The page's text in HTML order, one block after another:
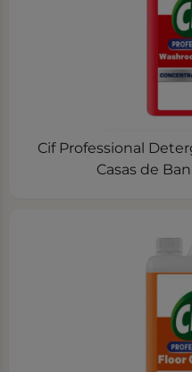
Cif Professional
Casas de